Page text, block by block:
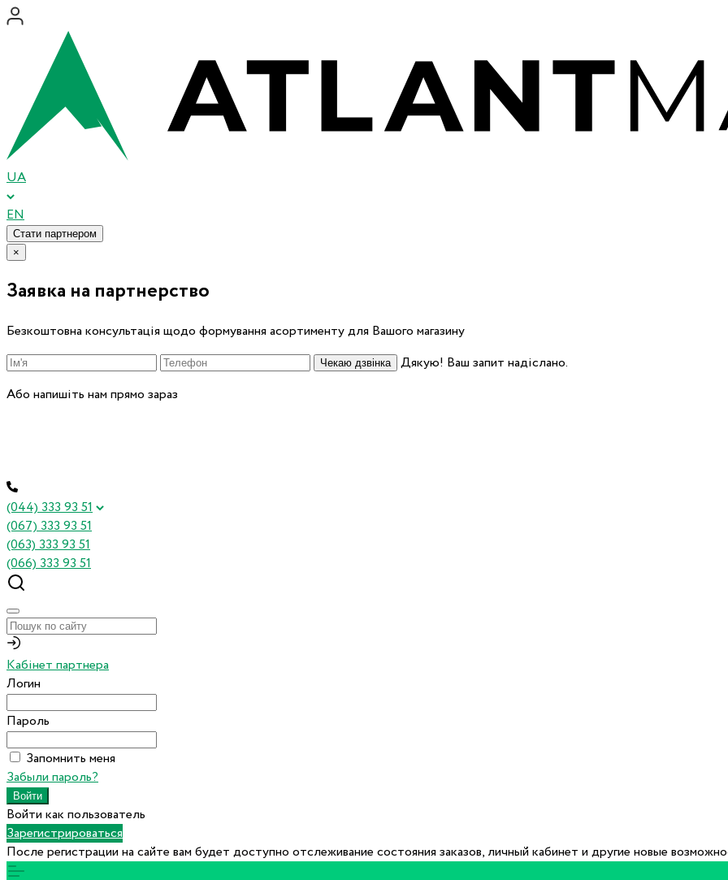
UA
EN
Стати партнером
×
Заявка на партнерство
Безкоштовна консультація щодо формування асортименту для Вашого магазину
Чекаю дзвінка
Дякую! Ваш запит надіслано.
Або напишіть нам прямо зараз
(044) 333 93 51
(067) 333 93 51
(063) 333 93 51
(066) 333 93 51
Кабінет партнера
Логин
Пароль
Запомнить меня
Забыли пароль?
Войти как пользователь
Зарегистрироваться
После регистрации на сайте вам будет доступно отслеживание состояния заказов, личный кабинет и другие новые